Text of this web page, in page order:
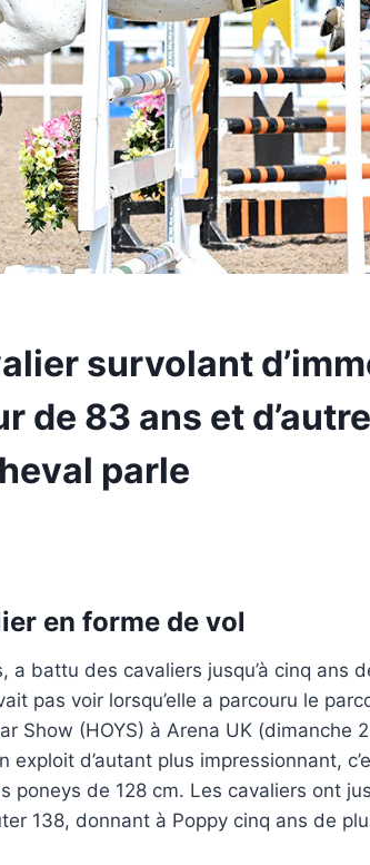
survolant
de 83 ans et
parle
en forme de vol
a battu des cavaliers jusqu’à cinq ans
pas voir lorsqu’elle a parcouru le
Show (HOYS) à Arena UK (dimanche
exploit d’autant plus impressionnant,
poneys de 128 cm. Les cavaliers ont
138, donnant à Poppy cinq ans de